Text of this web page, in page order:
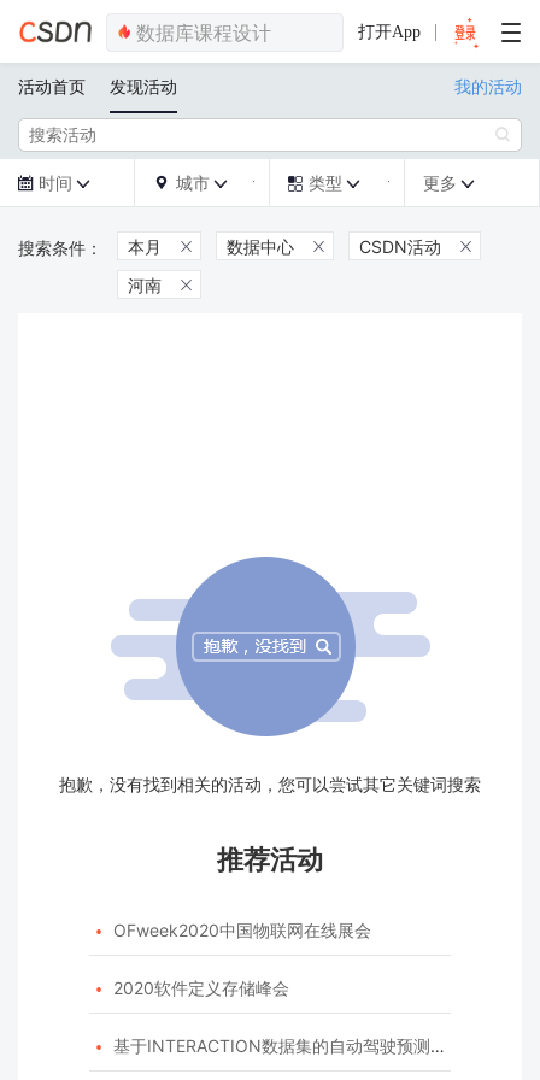
打开App
活动首页 发现活动 我的活动

 时间   城市   类型  更多 
本月  数据中心  CSDN活动 
河南 
抱歉，没有找到相关的活动，您可以尝试其它关键词搜索
推荐活动
 OFweek2020中国物联网在线展会
 2020软件定义存储峰会
 基于INTERACTION数据集的自动驾驶预测模型挑战赛